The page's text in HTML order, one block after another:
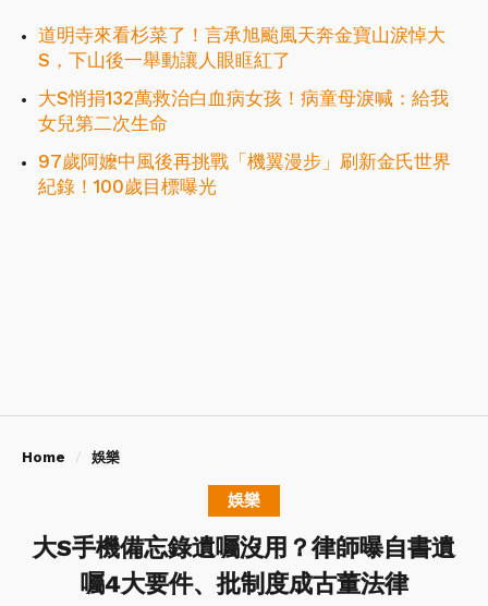
道明寺來看杉菜了！言承旭颱風天奔金寶山淚悼大
S，下山後一舉動讓人眼眶紅了
大S悄捐132萬救治白血病女孩！病童母淚喊：給我
女兒第二次生命
97歲阿嬤中風後再挑戰「機翼漫步」刷新金氏世界
紀錄！100歲目標曝光
Home 娛樂
娛樂
大S手機備忘錄遺囑沒用？律師曝自書遺
囑4大要件、批制度成古董法律